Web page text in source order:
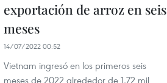
exportación de arroz en seis
meses
14/07/2022 00:52
Vietnam ingresó en los primeros seis
meses de 2022 alrededor de 1,72 mil